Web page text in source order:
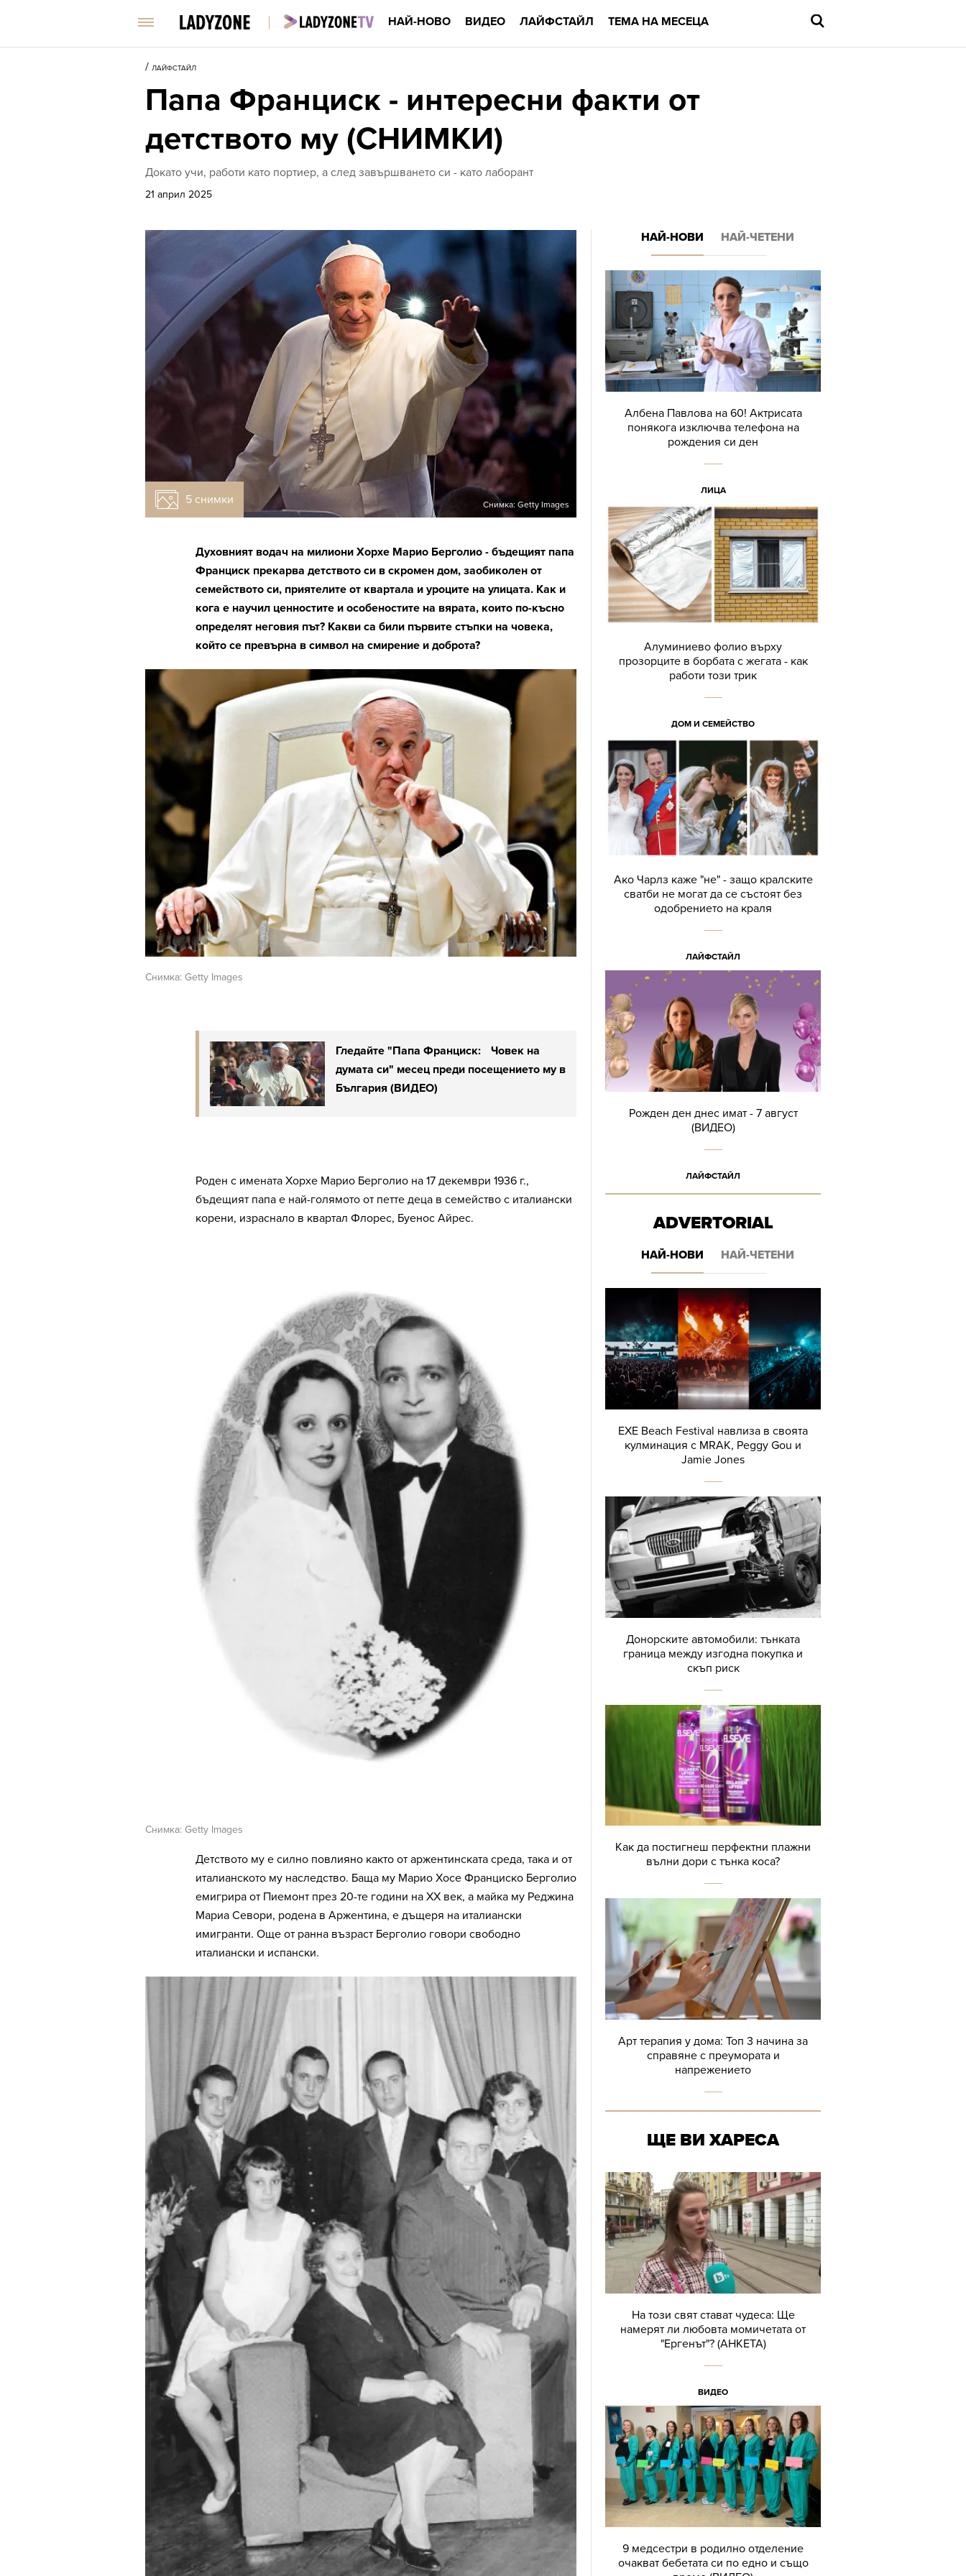
НАЙ-НОВО ВИДЕО ЛАЙФСТАЙЛ ТЕМА НА МЕСЕЦА
/ ЛАЙФСТАЙЛ
Папа Франциск - интересни факти от
детството му (СНИМКИ)
Докато учи, работи като портиер, а след завършването си - като лаборант
21 април 2025
5 снимки Снимка: Getty Images
Духовният водач на милиони Хорхе Марио Берголио - бъдещият папа
Франциск прекарва детството си в скромен дом, заобиколен от
семейството си, приятелите от квартала и уроците на улицата. Как и
кога е научил ценностите и особеностите на вярата, които по-късно
определят неговия път? Какви са били първите стъпки на човека,
който се превърна в символ на смирение и доброта?
Снимка: Getty Images
Гледайте "Папа Франциск: Човек на
думата си" месец преди посещението му в
България (ВИДЕО)
Роден с имената Хорхе Марио Берголио на 17 декември 1936 г.,
бъдещият папа е най-голямото от петте деца в семейство с италиански
корени, израснало в квартал Флорес, Буенос Айрес.
Снимка: Getty Images
Детството му е силно повлияно както от аржентинската среда, така и от
италианското му наследство. Баща му Марио Хосе Франциско Берголио
емигрира от Пиемонт през 20-те години на XX век, а майка му Реджина
Мариа Севори, родена в Аржентина, е дъщеря на италиански
имигранти. Още от ранна възраст Берголио говори свободно
италиански и испански.
НАЙ-НОВИ НАЙ-ЧЕТЕНИ
Албена Павлова на 60! Актрисата
понякога изключва телефона на
рождения си ден
ЛИЦА
Алуминиево фолио върху
прозорците в борбата с жегата - как
работи този трик
ДОМ И СЕМЕЙСТВО
Ако Чарлз каже "не" - защо кралските
сватби не могат да се състоят без
одобрението на краля
ЛАЙФСТАЙЛ
Рожден ден днес имат - 7 август
(ВИДЕО)
ЛАЙФСТАЙЛ
ADVERTORIAL
НАЙ-НОВИ НАЙ-ЧЕТЕНИ
EXE Beach Festival навлиза в своята
кулминация с MRAK, Peggy Gou и
Jamie Jones
Донорските автомобили: тънката
граница между изгодна покупка и
скъп риск
Как да постигнеш перфектни плажни
вълни дори с тънка коса?
Арт терапия у дома: Топ 3 начина за
справяне с преумората и
напрежението
ЩЕ ВИ ХАРЕСА
На този свят стават чудеса: Ще
намерят ли любовта момичетата от
"Ергенът"? (АНКЕТА)
ВИДЕО
9 медсестри в родилно отделение
очакват бебетата си по едно и също